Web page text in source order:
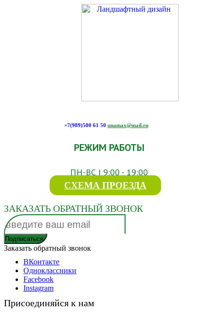
+7(989)500 61 50 unamax@mail.ru
РЕЖИМ РАБОТЫ
ПН-ВС | 9:00 - 19:00
СХЕМА ПРОЕЗДА
ЗАКАЗАТЬ ОБРАТНЫЙ ЗВОНОК
Заказать обратный звонок
ВКонтакте
Одноклассники
Facebook
Instagram
Присоединяйся к нам